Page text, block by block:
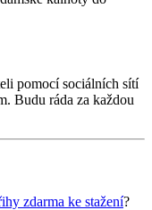
pomocí sociálních sítí
Budu ráda za každou
zdarma ke stažení?